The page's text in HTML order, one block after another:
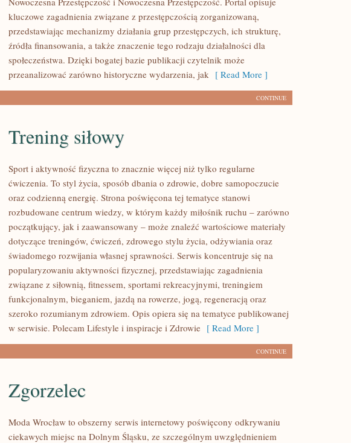
kluczowe zagadnienia związane z przestępczością zorganizowaną,
przedstawiając mechanizmy działania grup przestępczych, ich strukturę,
źródła finansowania, a także znaczenie tego rodzaju działalności dla
społeczeństwa. Dzięki bogatej bazie publikacji czytelnik może
przeanalizować zarówno historyczne wydarzenia, jak [ Read More ]
CONTINUE
TRENING
SIŁOWY
Trening siłowy
Sport i aktywność fizyczna to znacznie więcej niż tylko regularne
ćwiczenia. To styl życia, sposób dbania o zdrowie, dobre samopoczucie
oraz codzienną energię. Strona poświęcona tej tematyce stanowi
rozbudowane centrum wiedzy, w którym każdy miłośnik ruchu – zarówno
początkujący, jak i zaawansowany – może znaleźć wartościowe materiały
dotyczące treningów, ćwiczeń, zdrowego stylu życia, odżywiania oraz
świadomego rozwijania własnej sprawności. Serwis koncentruje się na
popularyzowaniu aktywności fizycznej, przedstawiając zagadnienia
związane z siłownią, fitnessem, sportami rekreacyjnymi, treningiem
funkcjonalnym, bieganiem, jazdą na rowerze, jogą, regeneracją oraz
szeroko rozumianym zdrowiem. Opis opiera się na tematyce publikowanej
w serwisie. Polecam Lifestyle i inspiracje i Zdrowie [ Read More ]
CONTINUE
Zgorzelec
Moda Wrocław to obszerny serwis internetowy poświęcony odkrywaniu
ciekawych miejsc na Dolnym Śląsku, ze szczególnym uwzględnieniem